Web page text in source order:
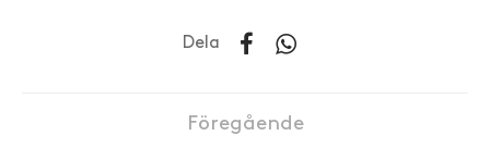
Dela
Föregående